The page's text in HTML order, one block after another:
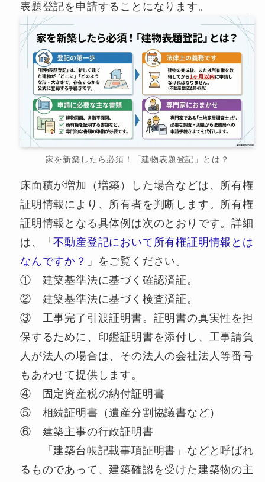
表題登記を申請することになります。
家を新築したら必須！「建物表題登記」とは？
床面積が増加（増築）した場合などは、所有権
証明情報により、所有者を判断します。所有権
証明情報となる具体例は次のとおりです。詳細
は、「不動産登記において所有権証明情報とは
なんですか？ 」をご覧ください。
① 建築基準法に基づく確認済証。
② 建築基準法に基づく検査済証。
③ 工事完了引渡証明書。証明書の真実性を担
保するために、印鑑証明書を添付し、工事請負
人が法人の場合は、その法人の会社法人等番号
もあわせて提供します。
④ 固定資産税の納付証明書
⑤ 相続証明書（遺産分割協議書など）
⑥ 建築主事の行政証明書
「建築台帳記載事項証明書」などと呼ばれ
るものであって、建築確認を受けた建築物の主